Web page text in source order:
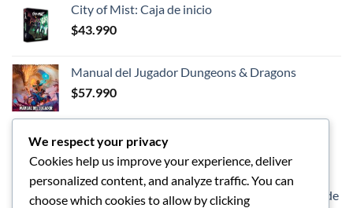
City of Mist: Caja de inicio
$43.990
Manual del Jugador Dungeons & Dragons
$57.990
LOS MEJORES
Dungeons and Dragon - Caja de inicio - Héroes de
We respect your privacy
Cookies help us improve your experience, deliver
personalized content, and analyze traffic. You can
choose which cookies to allow by clicking